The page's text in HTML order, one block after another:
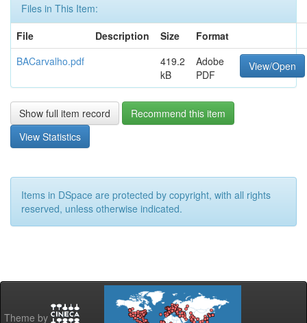
Files in This Item:
File
Description Size
Format
BACarvalho.pdf
419.2
kB
Adobe
PDF
View/Open
Show full item record
Recommend this item
View Statistics
Items in DSpace are protected by copyright, with all rights
reserved, unless otherwise indicated.
Theme by